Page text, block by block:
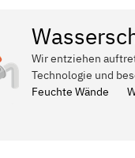
Wir entziehen
Technologie und
Feuchte Wände